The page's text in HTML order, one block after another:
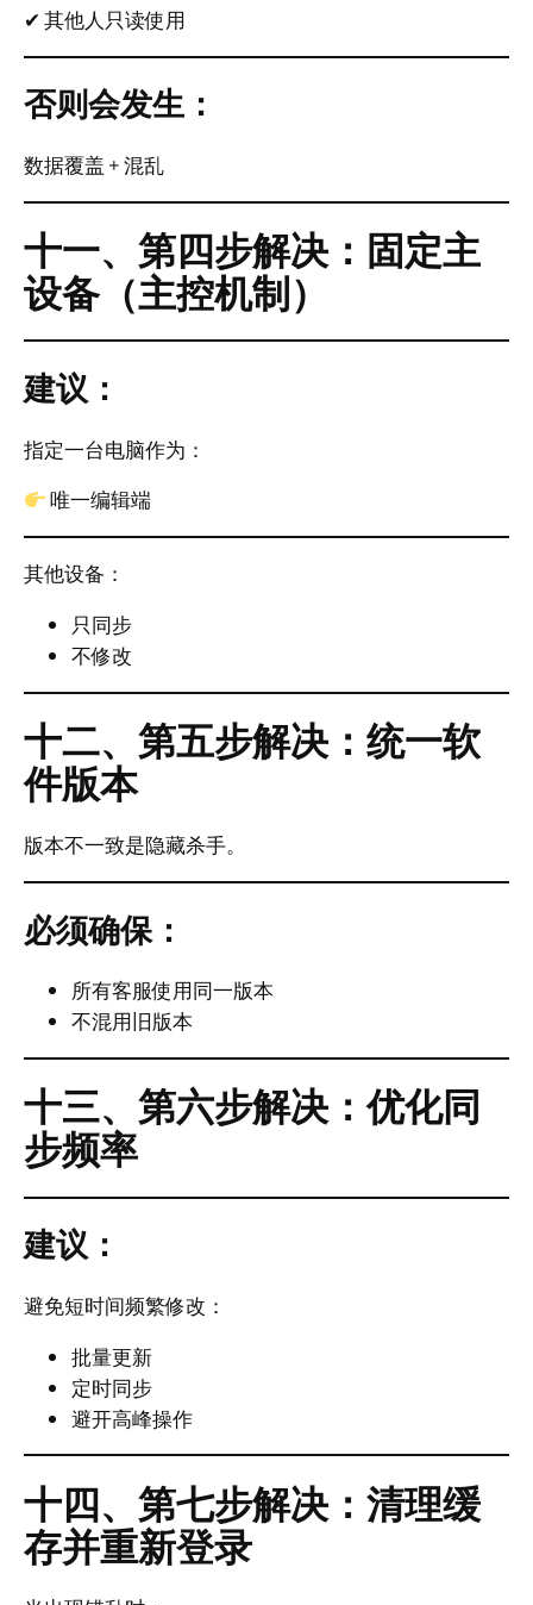
✔ 其他人只读使用
否则会发生：
数据覆盖 + 混乱
十一、第四步解决：固定主
设备（主控机制）
建议：
指定一台电脑作为：
唯一编辑端
其他设备：
只同步
不修改
十二、第五步解决：统一软
件版本
版本不一致是隐藏杀手。
必须确保：
所有客服使用同一版本
不混用旧版本
十三、第六步解决：优化同
步频率
建议：
避免短时间频繁修改：
批量更新
定时同步
避开高峰操作
十四、第七步解决：清理缓
存并重新登录